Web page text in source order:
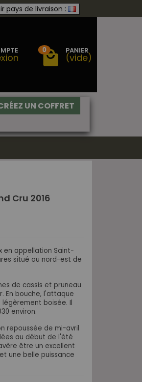
pays de livraison :
0 PANIER
(vide)
UN COFFRET
Cru 2016
en appellation Saint-
situé au nord-est de
de cassis et pruneau
En bouche, l'attaque
boisée. Il
environ.
repoussée de mi-avril
au début de l'été
être un excellent
une belle puissance